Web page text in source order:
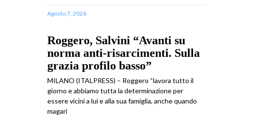
Agosto 7, 2026
Roggero, Salvini “Avanti su
norma anti-risarcimenti. Sulla
grazia profilo basso”
MILANO (ITALPRESS) – Roggero “lavora tutto il
giorno e abbiamo tutta la determinazione per
essere vicini a lui e alla sua famiglia, anche quando
magari